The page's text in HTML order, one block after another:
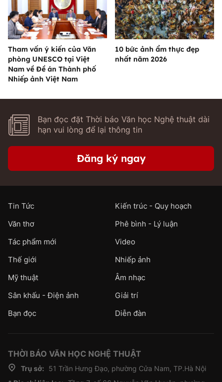
Tham vấn ý kiến của Văn
phòng UNESCO tại Việt
Nam về Đề án Thành phố
Nhiếp ảnh Việt Nam
10 bức ảnh ẩm thực đẹp
nhất năm 2026
Bạn đọc đặt Thời báo Văn học Nghệ thuật dài
hạn vui lòng để lại thông tin
Đăng ký ngay
Tin Tức
Kiến trúc - Quy hoạch
Văn thơ
Phê bình - Lý luận
Tác phẩm mới
Video
Thế giới
Nhiếp ảnh
Mỹ thuật
Âm nhạc
Sân khấu - Điện ảnh
Giải trí
Bạn đọc
Diễn đàn
THỜI BÁO VĂN HỌC NGHỆ THUẬT
Trụ sở:
51 Trần Hưng Đạo, phường Cửa Nam, TP.Hà Nội